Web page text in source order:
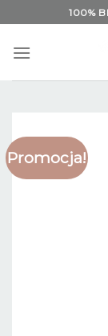
to
content
100%
Promocja!